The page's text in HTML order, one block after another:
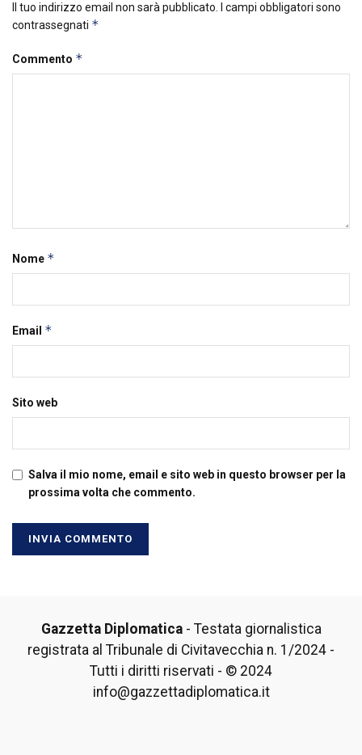
Il tuo indirizzo email non sarà pubblicato.
I campi obbligatori sono
contrassegnati *
Commento *
Nome *
Email *
Sito web
Salva il mio nome, email e sito web in questo browser per la
prossima volta che commento.
Gazzetta Diplomatica- Testata giornalistica
registrata al Tribunale di Civitavecchia n. 1/2024 -
Tutti i diritti riservati - © 2024
info@gazzettadiplomatica.it